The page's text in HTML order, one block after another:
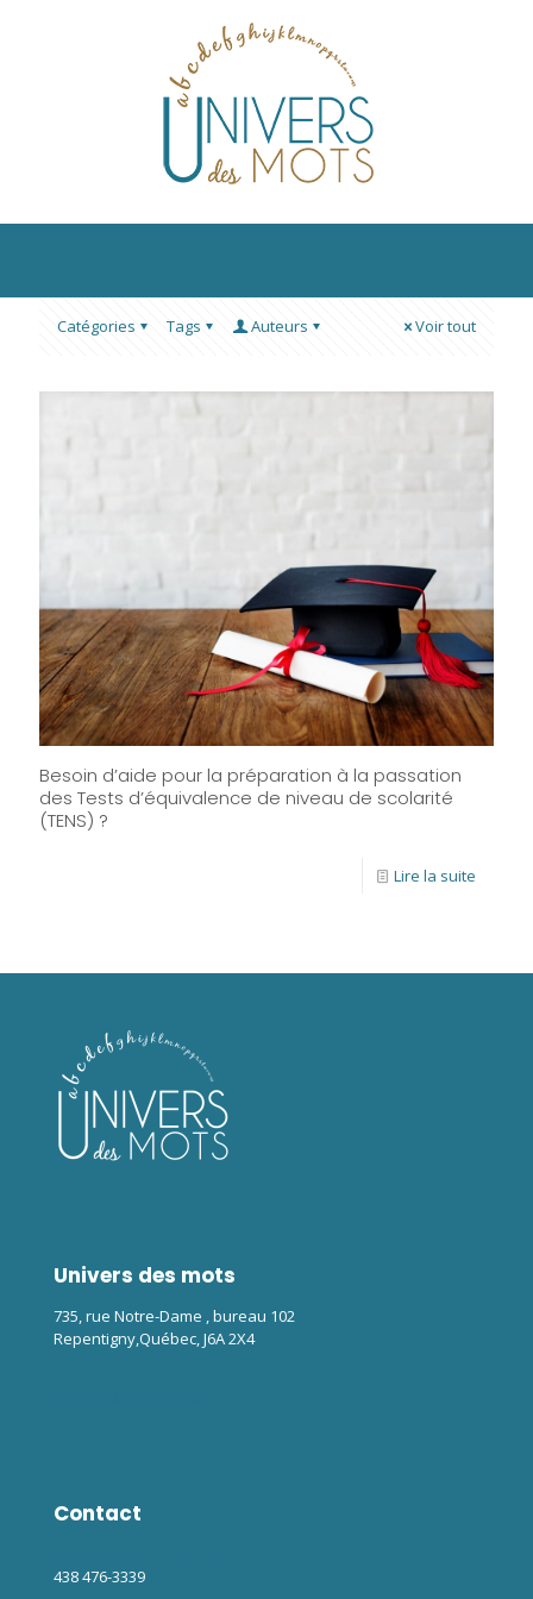
Catégories Tags Auteurs Voir tout
Besoin d’aide pour la préparation à la passation
des Tests d’équivalence de niveau de scolarité
(TENS) ?
Lire la suite
Univers des mots
735, rue Notre-Dame , bureau 102
Repentigny,Québec, J6A 2X4
Contact
438 476-3339